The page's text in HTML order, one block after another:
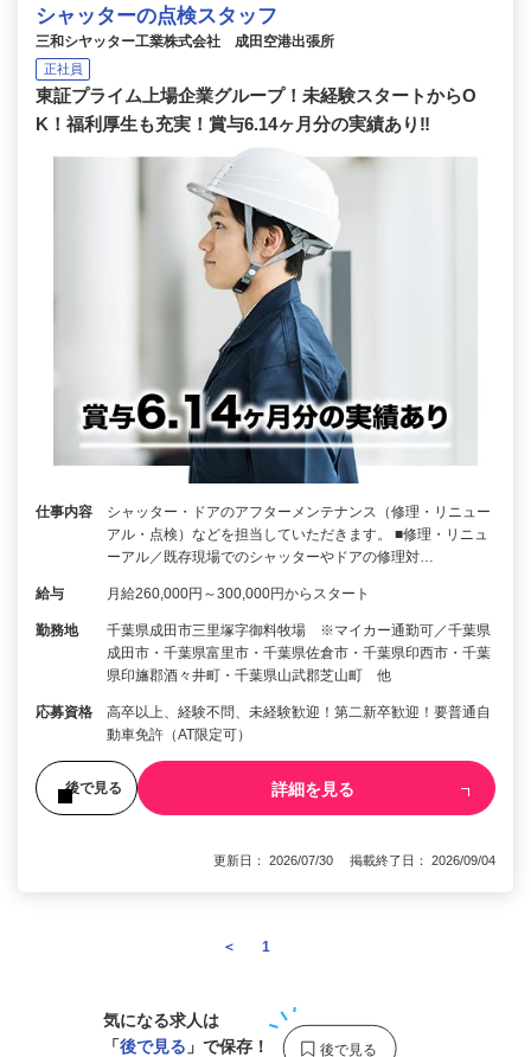
シャッターの点検スタッフ
三和シヤッター工業株式会社 成田空港出張所
正社員
東証プライム上場企業グループ！未経験スタートからO
K！福利厚生も充実！賞与6.14ヶ月分の実績あり‼
仕事内容
シャッター・ドアのアフターメンテナンス（修理・リニュー
アル・点検）などを担当していただきます。 ■修理・リニュ
ーアル／既存現場でのシャッターやドアの修理対…
給与 月給260,000円～300,000円からスタート
勤務地
千葉県成田市三里塚字御料牧場 ※マイカー通勤可／千葉県
成田市・千葉県富里市・千葉県佐倉市・千葉県印西市・千葉
県印旛郡酒々井町・千葉県山武郡芝山町 他
応募資格
高卒以上、経験不問、未経験歓迎！第二新卒歓迎！要普通自
動車免許（AT限定可）
後で見る 詳細を見る
更新日： 2026/07/30 掲載終了日： 2026/09/04
＜ 1
気になる求人は
「後で見る 」で保存！